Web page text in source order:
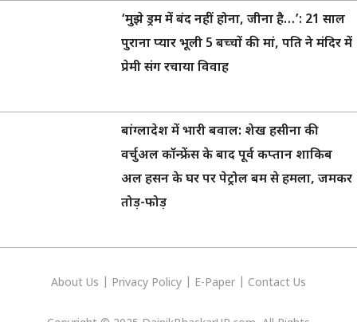
‘मुझे ड्रम में बंद नहीं होना, जीना है…’: 21 साल
पुराना प्यार भूली 5 बच्चों की मां, पति ने मंदिर में
प्रेमी संग रचाया विवाह
बांग्लादेश में भारी बवाल: शेख हसीना की
वर्चुअल कॉन्फ्रेंस के बाद पूर्व कप्तान शाकिब
अल हसन के घर पर पेट्रोल बम से हमला, जमकर
तोड़-फोड़
About Us Privacy Policy E-Paper Contact Us